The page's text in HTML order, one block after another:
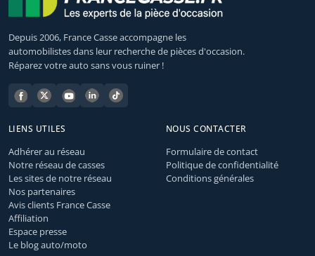
Depuis 2006, France Casse accompagne les
automobilistes dans leur recherche de pièces d'occasion.
Réparez votre auto sans vous ruiner !
LIENS UTILES
Adhérer au réseau
Notre réseau de casses
Les sites de notre réseau
Nos partenaires
Avis clients France Casse
Affiliation
Espace presse
Le blog auto/moto
NOUS CONTACTER
Formulaire de contact
Politique de confidentialité
Conditions générales